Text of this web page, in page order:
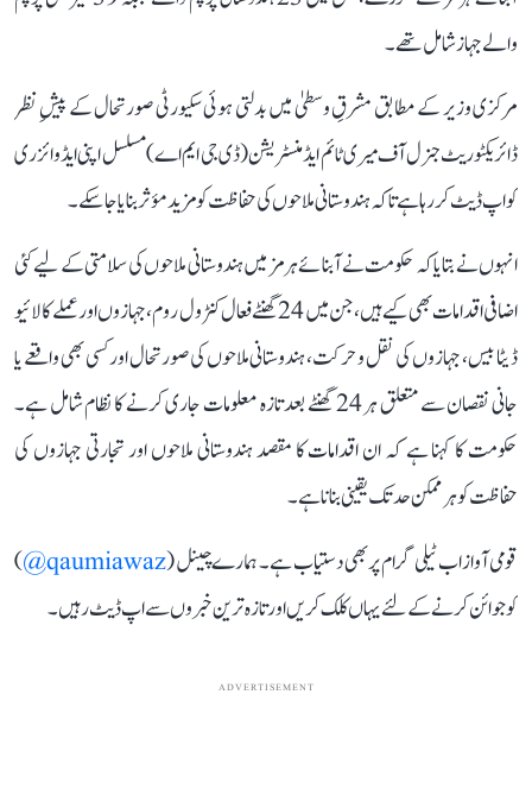
والے جہاز شامل تھے۔
مرکزی وزیر کے مطابق مشرقِ وسطیٰ میں بدلتی ہوئی سکیورٹی صورتحال کے پیشِ نظر
ڈائریکٹوریٹ جنرل آف میری ٹائم ایڈمنسٹریشن (ڈی جی ایم اے) مسلسل اپنی ایڈوائزری
کو اپ ڈیٹ کر رہا ہے تاکہ ہندوستانی ملاحوں کی حفاظت کو مزید مؤثر بنایا جا سکے۔
انہوں نے بتایا کہ حکومت نے آبنائے ہرمز میں ہندوستانی ملاحوں کی سلامتی کے لیے کئی
اضافی اقدامات بھی کیے ہیں، جن میں 24 گھنٹے فعال کنٹرول روم، جہازوں اور عملے کا لائیو
ڈیٹا بیس، جہازوں کی نقل و حرکت، ہندوستانی ملاحوں کی صورتحال اور کسی بھی واقعے یا
جانی نقصان سے متعلق ہر 24 گھنٹے بعد تازہ معلومات جاری کرنے کا نظام شامل ہے۔
حکومت کا کہنا ہے کہ ان اقدامات کا مقصد ہندوستانی ملاحوں اور تجارتی جہازوں کی
حفاظت کو ہر ممکن حد تک یقینی بنانا ہے۔
قومی آواز اب ٹیلی گرام پر بھی دستیاب ہے۔ ہمارے چینل (qaumiawaz@
)
کو جوائن کرنے کے لئے یہاں کلک کریں اور تازہ ترین خبروں سے اپ ڈیٹ رہیں۔
ADVERTISEMENT